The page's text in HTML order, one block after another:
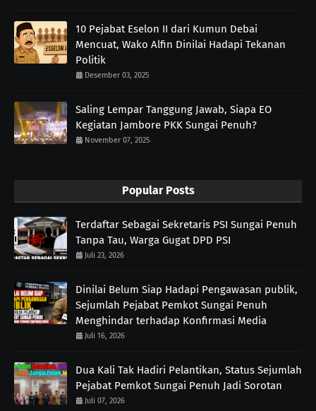
10 Pejabat Eselon II dari Kumun Debai
Mencuat, Wako Alfin Dinilai Hadapi Tekanan
Politik
Desember 03, 2025
Saling Lempar Tanggung Jawab, Siapa EO
Kegiatan Jambore PKK Sungai Penuh?
November 07, 2025
Popular Posts
Terdaftar Sebagai Sekretaris PSI Sungai Penuh
Tanpa Tau, Warga Gugat DPD PSI
Juli 23, 2026
Dinilai Belum Siap Hadapi Pengawasan publik,
Sejumlah Pejabat Pemkot Sungai Penuh
Menghindar terhadap Konfirmasi Media
Juli 16, 2026
Dua Kali Tak Hadiri Pelantikan, Status Sejumlah
Pejabat Pemkot Sungai Penuh Jadi Sorotan
Juli 07, 2026